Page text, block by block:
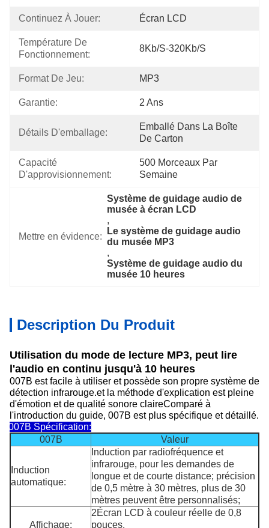
Continuez À Jouer: Écran LCD
Température De
Fonctionnement:
8Kb/s-320Kb/s
Format De Jeu: MP3
Garantie: 2 Ans
Détails D'emballage:
Emballé Dans La Boîte
De Carton
Capacité
D'approvisionnement:
500 Morceaux Par
Semaine
Mettre en évidence:
Système de guidage audio de
musée à écran LCD
,
Le système de guidage audio
du musée MP3
,
Système de guidage audio du
musée 10 heures
Description Du Produit
Utilisation du mode de lecture MP3, peut lire
l'audio en continu jusqu'à 10 heures
007B est facile à utiliser et possède son propre système de
détection infrarouge.et la méthode d'explication est pleine
d'émotion et de qualité sonore claireComparé à
l'introduction du guide, 007B est plus spécifique et détaillé.
007B Spécification:
007B
Valeur
Induction
automatique:
Induction par radiofréquence et
infrarouge, pour les demandes de
longue et de courte distance; précision
de 0,5 mètre à 30 mètres, plus de 30
mètres peuvent être personnalisés;
Affichage:
2Écran LCD à couleur réelle de 0,8
pouces,